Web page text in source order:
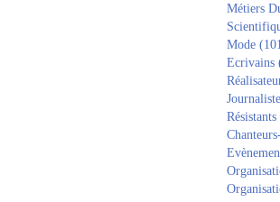
Métiers
Mode
Ecrivains
Résistants